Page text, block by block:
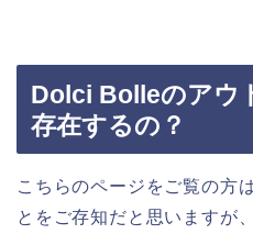
Dolci Bolleのアウ
存在するの？
こちらのページをご覧の方
とをご存知だと思いますが